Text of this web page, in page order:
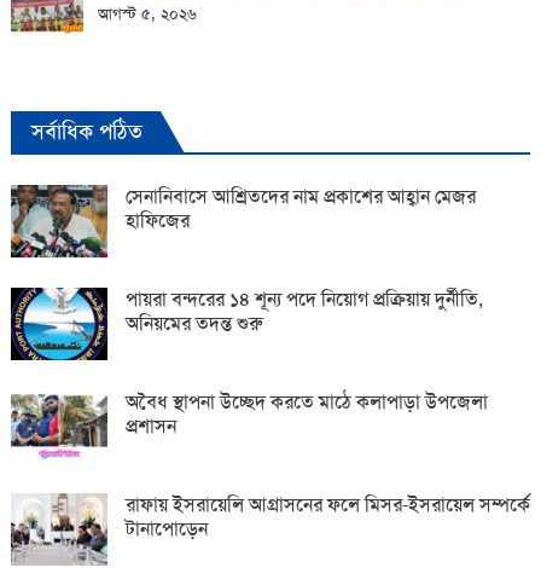
আগস্ট ৫, ২০২৬
সর্বাধিক পঠিত
সেনানিবাসে আশ্রিতদের নাম প্রকাশের আহ্বান মেজর
হাফিজের
পায়রা বন্দরের ১৪ শূন্য পদে নিয়োগ প্রক্রিয়ায় দুর্নীতি,
অনিয়মের তদন্ত শুরু
অবৈধ স্থাপনা উচ্ছেদ করতে মাঠে কলাপাড়া উপজেলা
প্রশাসন
রাফায় ইসরায়েলি আগ্রাসনের ফলে মিসর-ইসরায়েল সম্পর্কে
টানাপোড়েন